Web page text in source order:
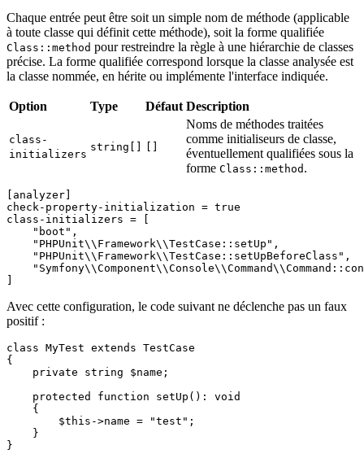
Chaque entrée peut être soit un simple nom de méthode (applicable
à toute classe qui définit cette méthode), soit la forme qualifiée
Class::method pour restreindre la règle à une hiérarchie de classes
précise. La forme qualifiée correspond lorsque la classe analysée est
la classe nommée, en hérite ou implémente l'interface indiquée.
Option Type Défaut Description
class-
initializers
string[]
Noms de méthodes traitées
comme initialiseurs de classe,
éventuellement qualifiées sous la
forme Class::method .
[analyzer]
check-property-initialization = true
class-initializers = [
"boot" ,
"PHPUnit\\Framework\\TestCase::setUp" ,
"PHPUnit\\Framework\\TestCase::setUpBeforeClass" ,
Avec cette configuration, le code suivant ne déclenche pas un faux
positif :
class MyTest extends TestCase
{
private
string $name ;
protected
function setUp ( ): void
{
$this ->name = "test" ;
    }